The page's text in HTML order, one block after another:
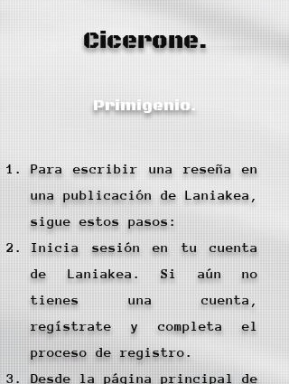
Cicerone.
Primigenio.
Para escribir una reseña en
una publicación de Laniakea,
sigue estos pasos:
Inicia sesión en tu cuenta
de Laniakea. Si aún no
tienes una cuenta,
regístrate y completa el
proceso de registro.
Desde la página principal de